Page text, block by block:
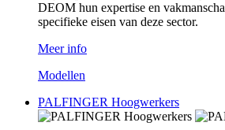
DEOM hun expertise en
specifieke eisen van deze sector.
Meer info
Modellen
PALFINGER Hoogwerkers